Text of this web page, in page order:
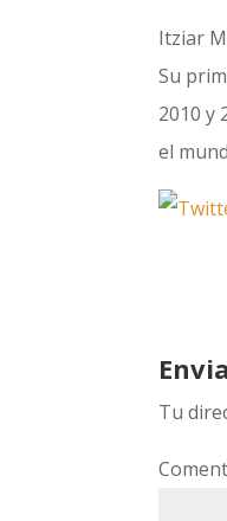
Itziar
Su
2010 y
el
Tu